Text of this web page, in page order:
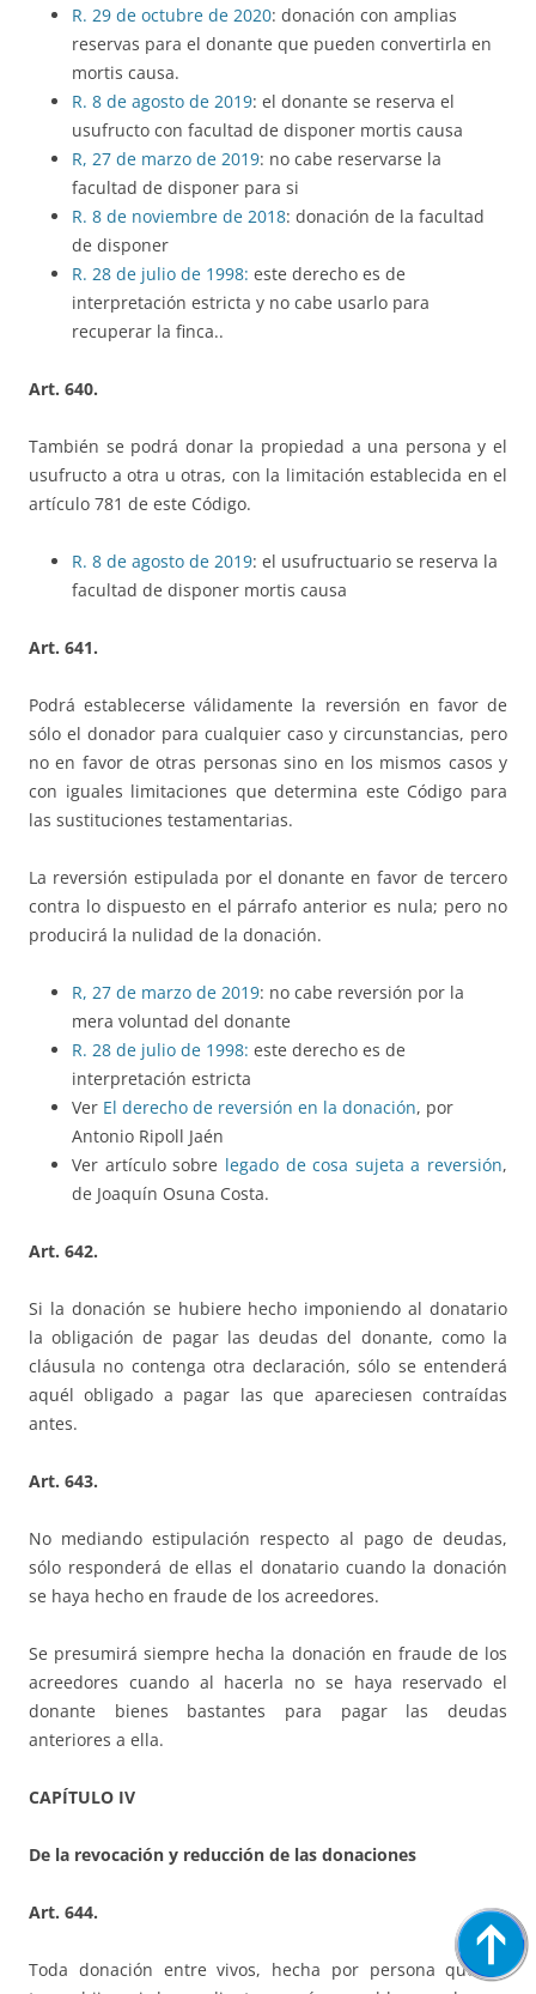
R. 29 de octubre de 2020: donación con amplias
reservas para el donante que pueden convertirla en
mortis causa.
R. 8 de agosto de 2019: el donante se reserva el
usufructo con facultad de disponer mortis causa
R, 27 de marzo de 2019: no cabe reservarse la
facultad de disponer para si
R. 8 de noviembre de 2018: donación de la facultad
de disponer
R. 28 de julio de 1998: este derecho es de
interpretación estricta y no cabe usarlo para
recuperar la finca..
Art. 640.
También se podrá donar la propiedad a una persona y el
usufructo a otra u otras, con la limitación establecida en el
artículo 781 de este Código.
R. 8 de agosto de 2019: el usufructuario se reserva la
facultad de disponer mortis causa
Art. 641.
Podrá establecerse válidamente la reversión en favor de
sólo el donador para cualquier caso y circunstancias, pero
no en favor de otras personas sino en los mismos casos y
con iguales limitaciones que determina este Código para
las sustituciones testamentarias.
La reversión estipulada por el donante en favor de tercero
contra lo dispuesto en el párrafo anterior es nula; pero no
producirá la nulidad de la donación.
R, 27 de marzo de 2019: no cabe reversión por la
mera voluntad del donante
R. 28 de julio de 1998: este derecho es de
interpretación estricta
Ver El derecho de reversión en la donación, por
Antonio Ripoll Jaén
Ver artículo sobre legado de cosa sujeta a reversión,
de Joaquín Osuna Costa.
Art. 642.
Si la donación se hubiere hecho imponiendo al donatario
la obligación de pagar las deudas del donante, como la
cláusula no contenga otra declaración, sólo se entenderá
aquél obligado a pagar las que apareciesen contraídas
antes.
Art. 643.
No mediando estipulación respecto al pago de deudas,
sólo responderá de ellas el donatario cuando la donación
se haya hecho en fraude de los acreedores.
Se presumirá siempre hecha la donación en fraude de los
acreedores cuando al hacerla no se haya reservado el
donante bienes bastantes para pagar las deudas
anteriores a ella.
CAPÍTULO IV
De la revocación y reducción de las donaciones
Art. 644.
Toda donación entre vivos, hecha por persona que no